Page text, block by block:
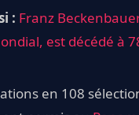
: Franz
est décédé à
en 108